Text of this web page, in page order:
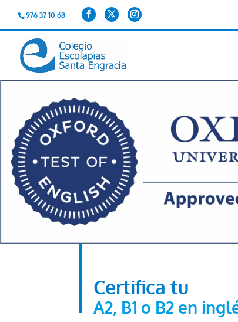
976 37 10 68
Certifica tu
A2, B1 o B2 en